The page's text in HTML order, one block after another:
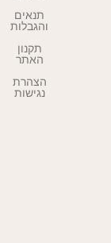
תנאים
והגבלות
תקנון
האתר
הצהרת
נגישות